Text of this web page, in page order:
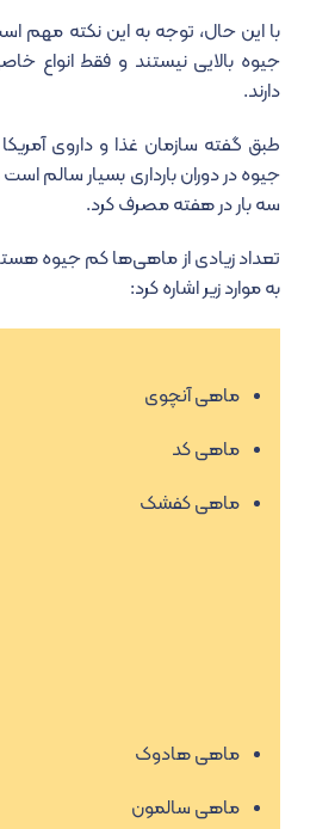
با این حال، توجه به این نکته مهم
جیوه بالایی نیستند و فقط انواع
دارند.
جیوه در دوران بارداری بسیار سالم
سه بار در هفته مصرف کرد.
تعداد زیادی از ماهی‌ها کم جیوه
به موارد زیر اشاره کرد:
ماهی آنچوی
ماهی کد
ماهی کفشک
ماهی هادوک
ماهی سالمون